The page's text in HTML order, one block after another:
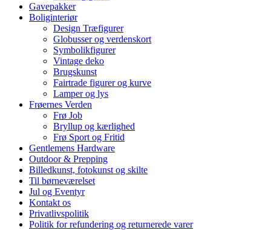
Gavepakker
Boliginteriør
Design Træfigurer
Globusser og verdenskort
Symbolikfigurer
Vintage deko
Brugskunst
Fairtrade figurer og kurve
Lamper og lys
Frøernes Verden
Frø Job
Bryllup og kærlighed
Frø Sport og Fritid
Gentlemens Hardware
Outdoor & Prepping
Billedkunst, fotokunst og skilte
Til børneværelset
Jul og Eventyr
Kontakt os
Privatlivspolitik
Politik for refundering og returnerede varer